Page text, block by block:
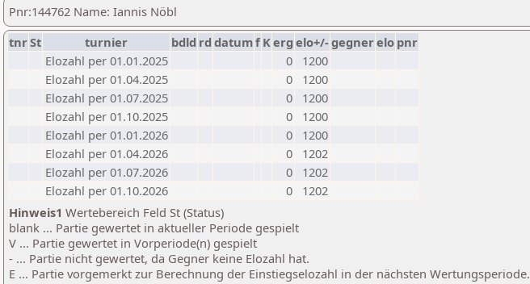
Pnr:144762 Name: Iannis Nöbl
tnrSt turnier bdld rd datumf Kerg elo+/-gegnerelo pnr
Elozahl per 01.01.2025
0
1200
Elozahl per 01.04.2025
0
1200
Elozahl per 01.07.2025
0
1200
Elozahl per 01.10.2025
0
1200
Elozahl per 01.01.2026
0
1200
Elozahl per 01.04.2026
0
1202
Elozahl per 01.07.2026
0
1202
Elozahl per 01.10.2026
0
1202
Hinweis1 Wertebereich Feld St (Status)
blank ... Partie gewertet in aktueller Periode gespielt
V ... Partie gewertet in Vorperiode(n) gespielt
- ... Partie nicht gewertet, da Gegner keine Elozahl hat.
E ... Partie vorgemerkt zur Berechnung der Einstiegselozahl in der nächsten Wertungsperiode.